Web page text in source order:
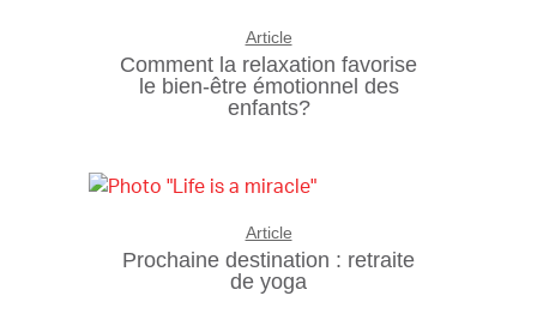
Article
Comment la relaxation favorise
le bien-être émotionnel des
enfants?
Article
Prochaine destination : retraite
de yoga